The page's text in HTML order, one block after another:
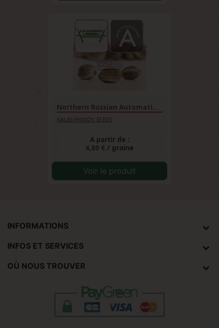
Northern Russian Automatique
KALASHNIKOV SEEDS
A partir de :
4,80 € / graine
Voir le produit
INFORMATIONS
INFOS ET SERVICES
OÙ NOUS TROUVER